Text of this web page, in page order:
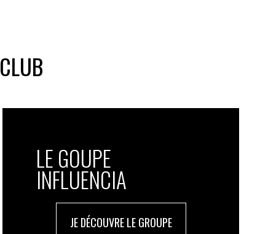
LE GOUPE
INFLUENCIA
JE DÉCOUVRE LE GROUPE